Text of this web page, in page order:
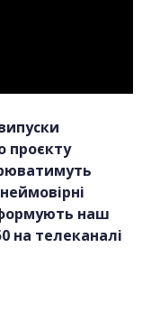
проєкту
наш
на телеканалі